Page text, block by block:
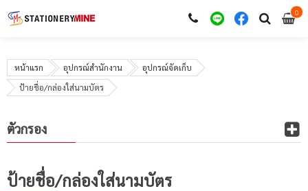
00
หน้าแรก อุปกรณ์สำนักงาน
อุปกรณ์จัดเก็บ
ป้ายชื่อ/กล่องใส่นามบัตร
ป้ายชื่อ/กล่องใส่นามบัตร
ตัวกรอง